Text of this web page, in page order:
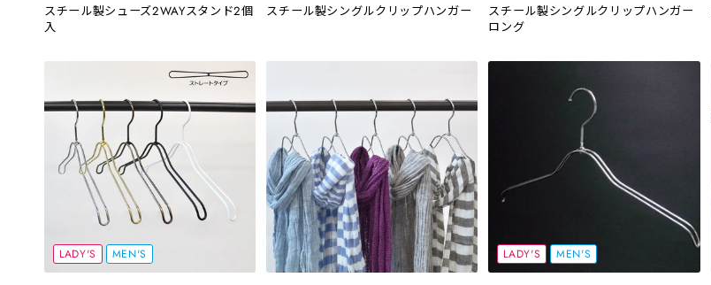
スチール製シューズ2WAYスタンド2個
入
スチール製シングルクリップハンガー
スチール製シングルクリップハンガー
ロング
LADY'S MEN'S LADY'S MEN'S